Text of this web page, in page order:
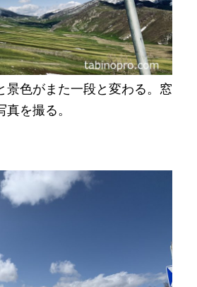
景色がまた一段と変わる。窓
を撮る。